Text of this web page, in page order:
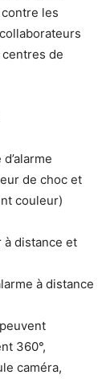
les
de
de choc et
couleur)
distance et
à distance
360°,
caméra,